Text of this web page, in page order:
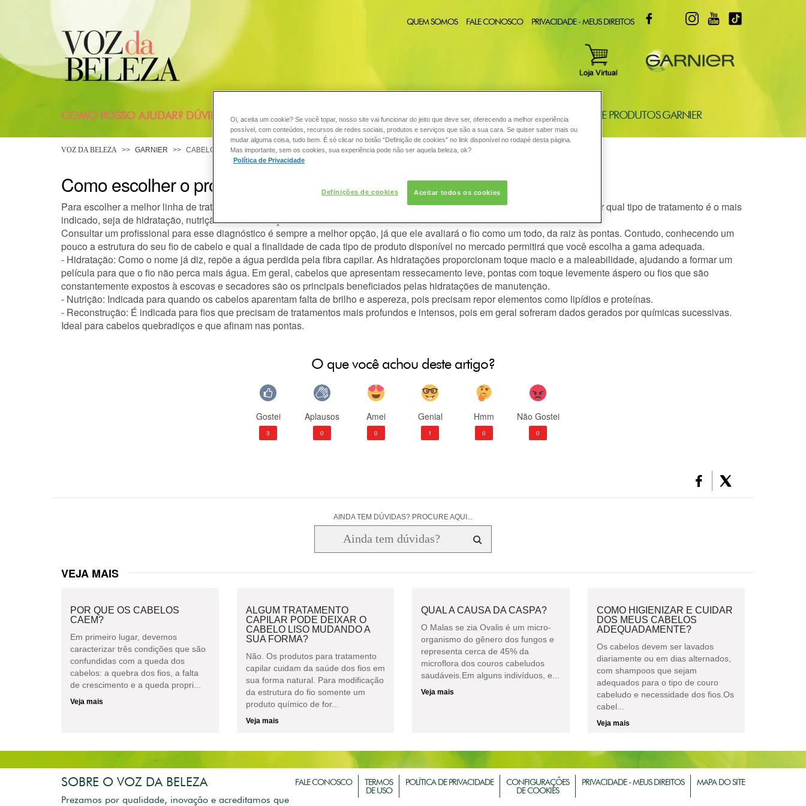
QUEM SOMOS FALE CONOSCO PRIVACIDADE - MEUS DIREITOS
FACEBOOK
TWITTER INSTAGRAM
YOUTUBE
COMO POSSO AJUDAR? DÚVIDAS SOBRE: CABELO COLORAÇÃO DESODORANTE PELE CONSULTORIA DE PRODUTOS GARNIER
VOZ DA BELEZA GARNIER CABELO
Como escolher o produto para cabelos com tantas opções no mercado?
Para escolher a melhor linha de tratamento capilar, é importante entender qual a necessidade atual dos cabelos para selecionar qual tipo de tratamento é o mais
indicado, seja de hidratação, nutrição ou reconstrução.
Consultar um profissional para esse diagnóstico é sempre a melhor opção, já que ele avaliará o fio como um todo, da raiz às pontas. Contudo, conhecendo um
pouco a estrutura do seu fio de cabelo e qual a finalidade de cada tipo de produto disponível no mercado permitirá que você escolha a gama adequada.
- Hidratação: Como o nome já diz, repõe a água perdida pela fibra capilar. As hidratações proporcionam toque macio e a maleabilidade, ajudando a formar um
película para que o fio não perca mais água. Em geral, cabelos que apresentam ressecamento leve, pontas com toque levemente áspero ou fios que são
constantemente expostos à escovas e secadores são os principais beneficiados pelas hidratações de manutenção.
- Nutrição: Indicada para quando os cabelos aparentam falta de brilho e aspereza, pois precisam repor elementos como lipídios e proteínas.
- Reconstrução: É indicada para fios que precisam de tratamentos mais profundos e intensos, pois em geral sofreram dados gerados por químicas sucessivas.
Ideal para cabelos quebradiços e que afinam nas pontas.
O que você achou deste artigo?
Gostei
3
Aplausos
0
Amei
0
Genial
1
Hmm
0
Não Gostei
0
AINDA TEM DÚVIDAS? PROCURE AQUI...
VEJA MAIS
POR QUE OS CABELOS
CAEM?
Em primeiro lugar, devemos
caracterizar três condições que são
confundidas com a queda dos
cabelos: a quebra dos fios, a falta
de crescimento e a queda propri...
Veja mais
ALGUM TRATAMENTO
CAPILAR PODE DEIXAR O
CABELO LISO MUDANDO A
SUA FORMA?
Não. Os produtos para tratamento
capilar cuidam da saúde dos fios em
sua forma natural. Para modificação
da estrutura do fio somente um
produto químico de for...
Veja mais
QUAL A CAUSA DA CASPA?
O Malas se zia Ovalis é um micro-
organismo do gênero dos fungos e
representa cerca de 45% da
microflora dos couros cabeludos
saudáveis.Em alguns indivíduos, e...
Veja mais
COMO HIGIENIZAR E CUIDAR
DOS MEUS CABELOS
ADEQUADAMENTE?
Os cabelos devem ser lavados
diariamente ou em dias alternados,
com shampoos que sejam
adequados para o tipo de couro
cabeludo e necessidade dos fios.Os
cabel...
Veja mais
SOBRE O VOZ DA BELEZA
Prezamos por qualidade, inovação e acreditamos que
FALE CONOSCO
TERMOS
DE USO
POLÍTICA DE PRIVACIDADE
CONFIGURAÇÕES
DE COOKIES
PRIVACIDADE - MEUS DIREITOS MAPA DO SITE
Oi, aceita um cookie? Se você topar, nosso site vai funcionar do jeito que deve ser, oferecendo a melhor experiência
possível, com conteúdos, recursos de redes sociais, produtos e serviços que são a sua cara. Se quiser saber mais ou
mudar alguma coisa, tudo bem. É só clicar no botão “Definição de cookies” no link disponível no rodapé desta página.
Mas importante, sem os cookies, sua experiência pode não ser aquela beleza, ok?
Política de Privacidade
Definições de cookies Aceitar todos os cookies